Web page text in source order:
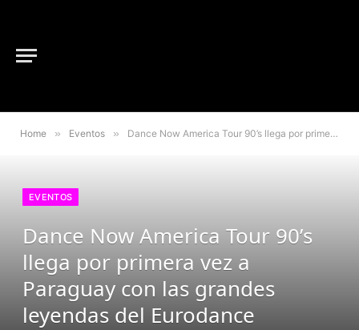
Home » Eventos » Dance Now America Tour 90’s llega por primera vez a Paraguay con las grandes leyendas del Eurodance
EVENTOS
Dance Now America Tour 90’s
llega por primera vez a
Paraguay con las grandes
leyendas del Eurodance